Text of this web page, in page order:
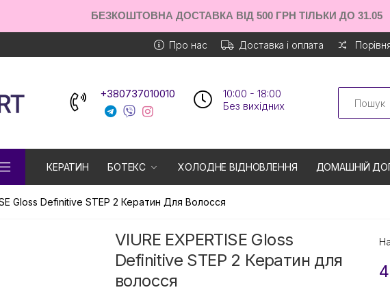
БЕЗКОШТОВНА ДОСТАВКА ВІД 500 ГРН ТІЛЬКИ ДО 31.05
Про нас Доставка і оплата
+380737010010
10:00 - 18:00
Без вихiдних
Search
КЕРАТИН БОТЕКС ХОЛОДНЕ ВІДНОВЛЕННЯ ДОМАШНІЙ
Gloss Definitive STEP 2 Кератин Для Волосся
VIURE EXPERTISE Gloss
Definitive STEP 2 Кератин для
волосся